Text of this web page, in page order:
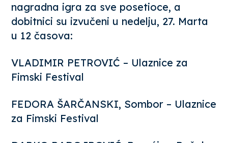
nagradna igra za sve posetioce, a
dobitnici su izvučeni u nedelju, 27. Marta
u 12 časova:
VLADIMIR PETROVIĆ – Ulaznice za
Fimski Festival
FEDORA ŠARČANSKI, Sombor – Ulaznice
za Fimski Festival